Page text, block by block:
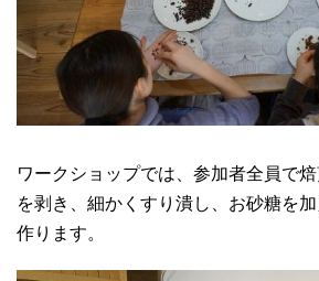
ワークショップでは、参加者全員で
を剥き、細かくすり潰し、お砂糖を
作ります。